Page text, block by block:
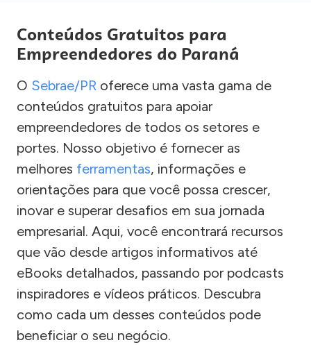
Conteúdos Gratuitos para
Empreendedores do Paraná
O Sebrae/PR oferece uma vasta gama de
conteúdos gratuitos para apoiar
empreendedores de todos os setores e
portes. Nosso objetivo é fornecer as
melhores ferramentas, informações e
orientações para que você possa crescer,
inovar e superar desafios em sua jornada
empresarial. Aqui, você encontrará recursos
que vão desde artigos informativos até
eBooks detalhados, passando por podcasts
inspiradores e vídeos práticos. Descubra
como cada um desses conteúdos pode
beneficiar o seu negócio.